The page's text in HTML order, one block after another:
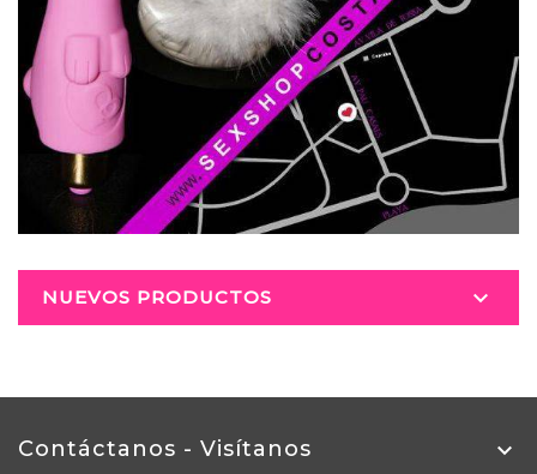
NUEVOS PRODUCTOS 
Contáctanos - Visítanos 